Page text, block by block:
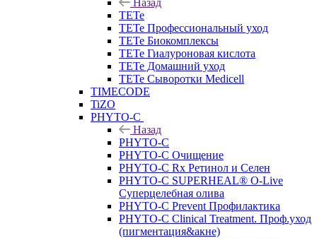
Назад
TETe
TETe Профессиональный уход
TETe Биокомплексы
TETe Гиалуроновая кислота
TETe Домашний уход
TETe Сыворотки Medicell
TIMECODE
TiZO
PHYTO-C
Назад
PHYTO-C
PHYTO-C Очищение
PHYTO-C Rx Ретинол и Селен
PHYTO-C SUPERHEAL® O-Live
Суперцелебная олива
PHYTO-C Prevent Профилактика
PHYTO-C Clinical Treatment. Проф.уход
(пигментация&акне)